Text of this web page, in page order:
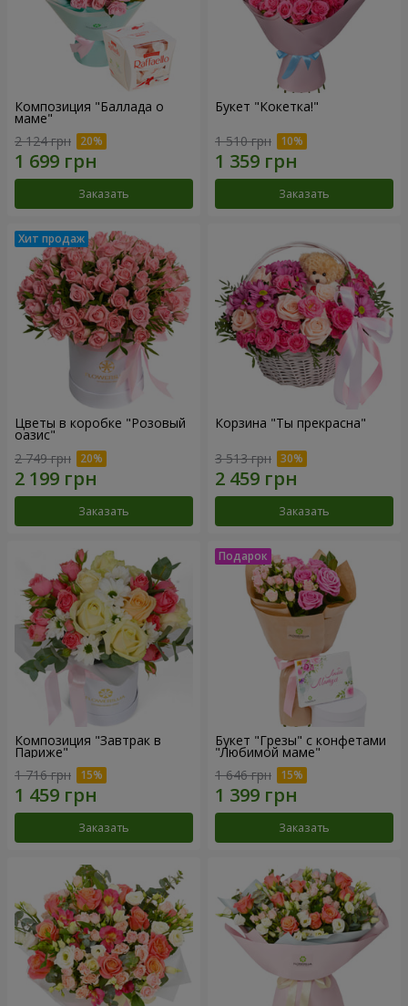
Композиция "Баллада о
маме"
2 124 грн
Заказать
Букет "Кокетка!"
1 510 грн
Заказать
Цветы в коробке "Розовый
оазис"
2 749 грн
Заказать
Корзина "Ты прекрасна"
3 513 грн
Заказать
Композиция "Завтрак в
Париже"
1 716 грн
Заказать
Букет "Грезы" с конфетами
"Любимой маме"
1 646 грн
Заказать